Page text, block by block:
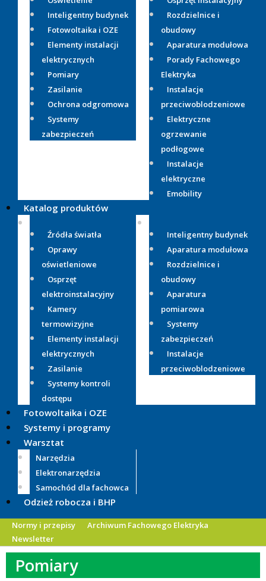
Inteligentny budynek
Fotowoltaika i OZE
Elementy instalacji
elektrycznych
Pomiary
Zasilanie
Ochrona odgromowa
Systemy
zabezpieczeń
Rozdzielnice i
obudowy
Aparatura modułowa
Porady Fachowego
Elektryka
Instalacje
przeciwoblodzeniowe
Elektryczne
ogrzewanie
podłogowe
Instalacje
elektryczne
Emobility
Katalog produktów
Źródła światła
Oprawy
oświetleniowe
Osprzęt
elektroinstalacyjny
Kamery
termowizyjne
Elementy instalacji
elektrycznych
Zasilanie
Systemy kontroli
dostępu
Inteligentny budynek
Aparatura modułowa
Rozdzielnice i
obudowy
Aparatura
pomiarowa
Systemy
zabezpieczeń
Instalacje
przeciwoblodzeniowe
Fotowoltaika i OZE
Systemy i programy
Warsztat
Narzędzia
Elektronarzędzia
Samochód dla fachowca
Odzież robocza i BHP
Normy i przepisy
Archiwum Fachowego Elektryka
Newsletter
Pomiary